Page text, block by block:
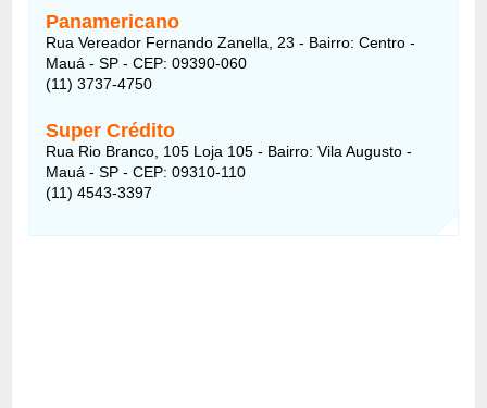
Panamericano
Rua Vereador Fernando Zanella, 23 - Bairro: Centro -
Mauá - SP - CEP: 09390-060
(11) 3737-4750
Super Crédito
Rua Rio Branco, 105 Loja 105 - Bairro: Vila Augusto -
Mauá - SP - CEP: 09310-110
(11) 4543-3397